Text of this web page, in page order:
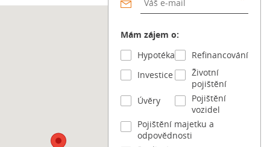
Mám zájem o:
Hypotéka
Refinancování
Investice
Životní
pojištění
Úvěry
Pojištění
vozidel
Pojištění majetku a
odpovědnosti